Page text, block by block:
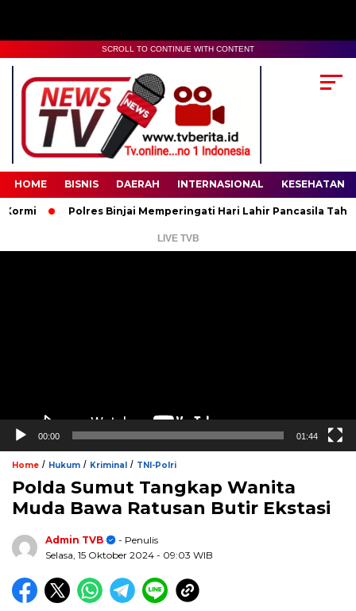
00:00
SCROLL TO CONTINUE WITH CONTENT
HOME BISNIS DAERAH INTERNASIONAL KESEHATAN
Polres Binjai Memperingati Hari Lahir Pancasila Tahun 2026
LIVE TVB
00:00 01:44
Home / Hukum / Kriminal / TNI-Polri
Polda Sumut Tangkap Wanita
Muda Bawa Ratusan Butir Ekstasi
Admin TVB
- Penulis
Selasa, 15 Oktober 2024 - 09:03 WIB